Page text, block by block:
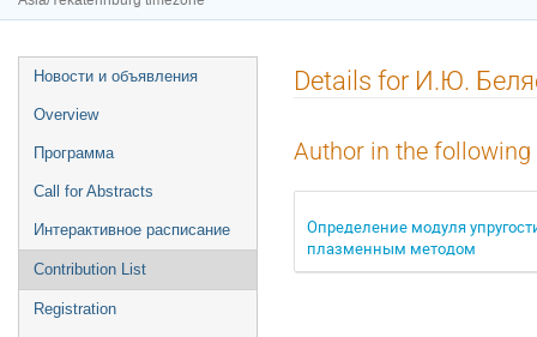
Event
menu
Новости и объявления
Overview
Программа
Call for Abstracts
Интерактивное расписание
Contribution List
Registration
Details for И.Ю.
Author in the
Определение модуля
плазменным методом